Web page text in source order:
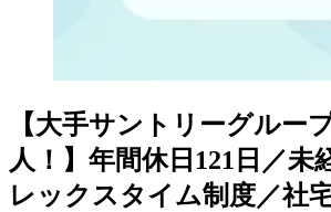
【大手サントリーグルー
人！】年間休日121日／未
レックスタイム制度／社